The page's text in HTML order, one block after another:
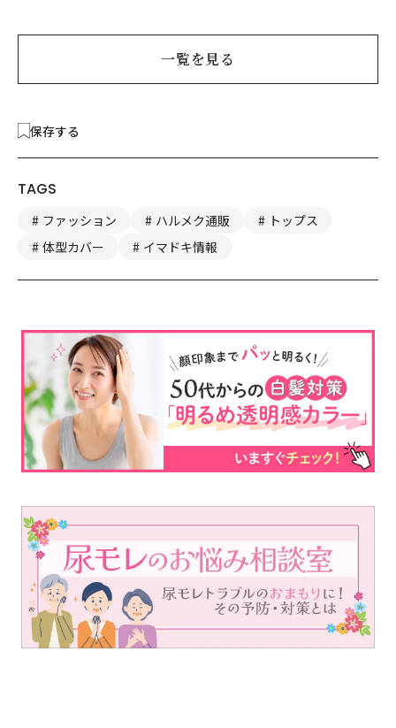
一覧を見る
保存する
TAGS
ファッション ハルメク通販
トップス
体型カバー
イマドキ情報